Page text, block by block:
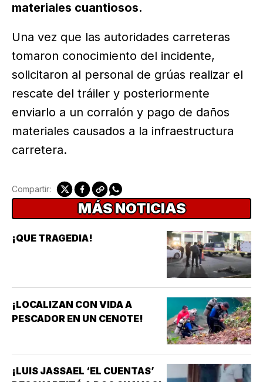
materiales cuantiosos.
Una vez que las autoridades carreteras
tomaron conocimiento del incidente,
solicitaron al personal de grúas realizar el
rescate del tráiler y posteriormente
enviarlo a un corralón y pago de daños
materiales causados a la infraestructura
carretera.
Compartir:
MÁS NOTICIAS
¡QUE TRAGEDIA!
¡LOCALIZAN CON VIDA A
PESCADOR EN UN CENOTE!
¡LUIS JASSAEL ‘EL CUENTAS’